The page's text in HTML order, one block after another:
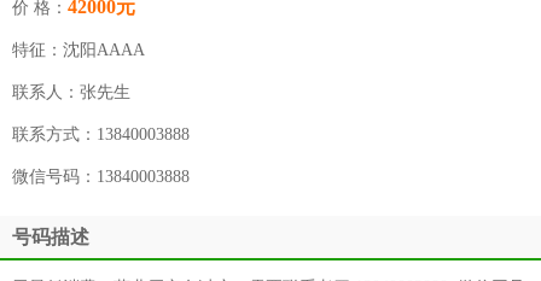
价 格： 42000元
特征： 沈阳AAAA
联系人： 张先生
联系方式： 13840003888
微信号码： 13840003888
号码描述